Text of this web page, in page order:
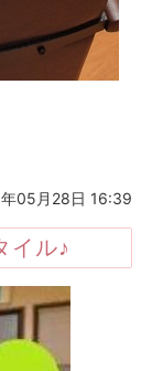
05月28日 16:39
イル♪